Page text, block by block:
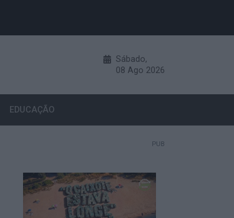
Sábado,
08 Ago 2026
EDUCAÇÃO
PUB